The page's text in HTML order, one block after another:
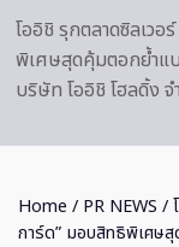
โออิชิ รุกตลาดซิลเวอ
พิเศษสุดคุ้มตอกย้ำแบ
บริษัท โออิชิ โฮลดิ้ง
Home / PR NEWS /
การ์ด” มอบสิทธิพิเศษ